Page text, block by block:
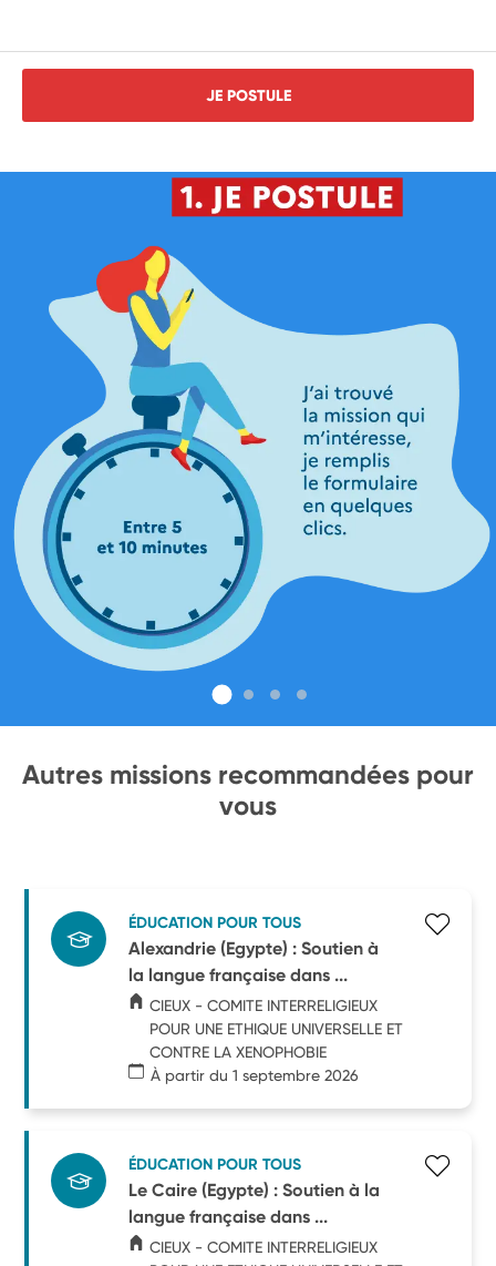
JE POSTULE
Autres missions recommandées pour
vous
ÉDUCATION POUR TOUS
Alexandrie (Egypte) : Soutien à
la langue française dans ...
CIEUX - COMITE INTERRELIGIEUX
POUR UNE ETHIQUE UNIVERSELLE ET
CONTRE LA XENOPHOBIE
À partir du 1 septembre 2026
ÉDUCATION POUR TOUS
Le Caire (Egypte) : Soutien à la
langue française dans ...
CIEUX - COMITE INTERRELIGIEUX